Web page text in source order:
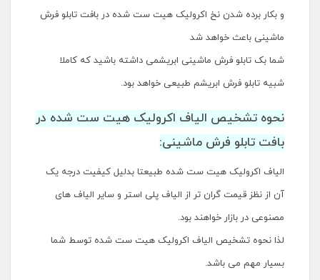
و بکار برده شدن نخ اکرولیک هیت ست شده در بافت تابلو فرش
ماشینی باعث خواهد شد
شما بک تابلو فرش ماشینی ابریشمی داشته باشید که کاملا
شبیه تابلو فرش ابریشم طبیعی خواهد بود.
نحوه تشخیص الیاف اکرولیک هیت ست شده در
بافت تابلو فرش ماشینی:
الیاف اکرولیک هیت ست شده طبیعتا بدلیل کیفیت درجه یک
آن از نظز قیمت گران تر از الیاف پلی استر و سایر الیاف های
مصنوعی در بازار خواهند بود.
لذا نحوه تشخیص الیاف اکرولیک هیت ست شده توسط شما
بسیار مهم می باشد.